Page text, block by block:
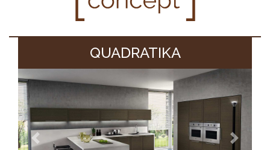
QUADRATIKA
Précédent Suivant